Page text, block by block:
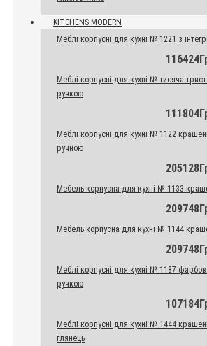
KITCHENS MODERN
Меблі корпусні для кухні № 1221 з
Меблі корпусні для кухні № тисяча
ручкою
Меблі корпусні для кухні № 1122
ручною
Мебель корпусна для кухні № 1133
Мебель корпусна для кухні № 1144
Меблі корпусні для кухні № 1187
ручкою
Меблі корпусні для кухні № 1444
глянець